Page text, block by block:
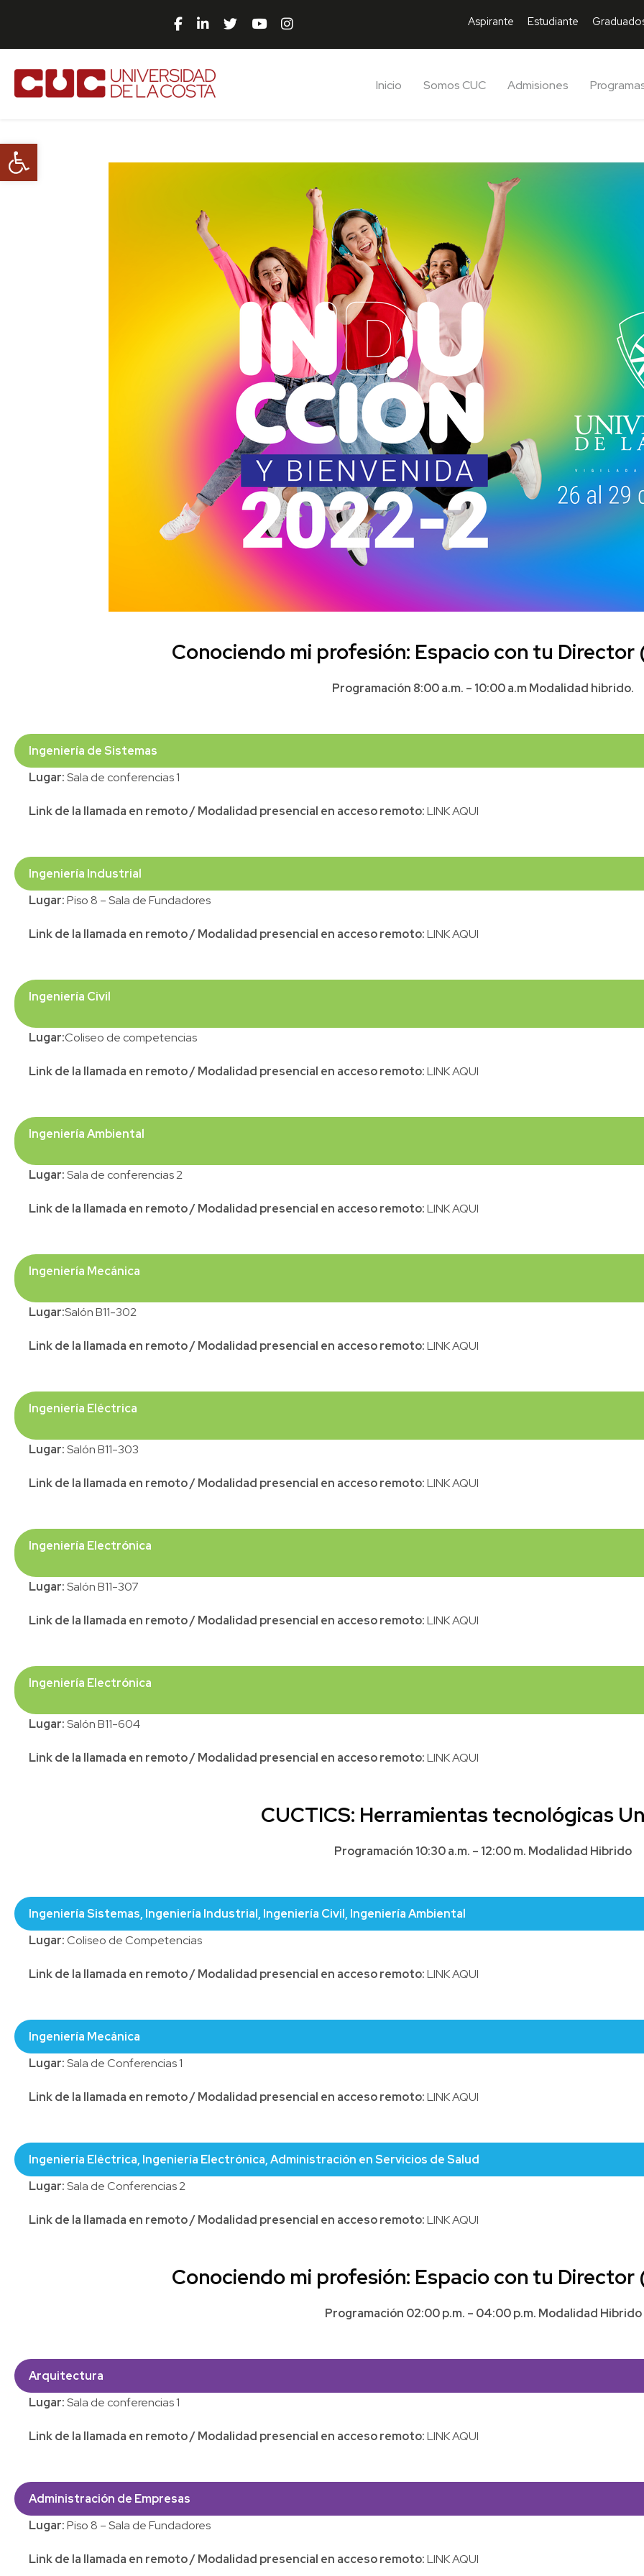
Abrir barra de herramientas
Aspirante Estudiante
Inicio Somos CUC Admisiones
Conociendo mi profesión: Espacio con tu
Programación 8:00 a.m. – 10:00 a.m Modalidad hibrido.
Ingeniería de Sistemas
Lugar:Sala de conferencias 1
Link de la llamada en remoto / Modalidad presencial en acceso remoto:LINK AQUI
Ingeniería Industrial
Lugar:Piso 8 – Sala de Fundadores
Link de la llamada en remoto / Modalidad presencial en acceso remoto:LINK AQUI
Ingeniería Civil
Lugar:Coliseo de competencias
Link de la llamada en remoto / Modalidad presencial en acceso remoto:LINK AQUI
Ingeniería Ambiental
Lugar:Sala de conferencias 2
Link de la llamada en remoto / Modalidad presencial en acceso remoto:LINK AQUI
Ingeniería Mecánica
Lugar:Salón B11-302
Link de la llamada en remoto / Modalidad presencial en acceso remoto:LINK AQUI
Ingeniería Eléctrica
Lugar:Salón B11-303
Link de la llamada en remoto / Modalidad presencial en acceso remoto:LINK AQUI
Ingeniería Electrónica
Lugar:Salón B11-307
Link de la llamada en remoto / Modalidad presencial en acceso remoto:LINK AQUI
Ingeniería Electrónica
Lugar:Salón B11-604
Link de la llamada en remoto / Modalidad presencial en acceso remoto:LINK AQUI
CUCTICS: Herramientas tecnológicas
Programación 10:30 a.m. – 12:00 m. Modalidad Hibrido
Ingeniería Sistemas, Ingeniería Industrial, Ingeniería Civil, Ingeniería Ambiental
Lugar:Coliseo de Competencias
Link de la llamada en remoto / Modalidad presencial en acceso remoto:LINK AQUI
Ingeniería Mecánica
Lugar:Sala de Conferencias 1
Link de la llamada en remoto / Modalidad presencial en acceso remoto:LINK AQUI
Ingeniería Eléctrica, Ingeniería Electrónica, Administración en Servicios de Salud
Lugar:Sala de Conferencias 2
Link de la llamada en remoto / Modalidad presencial en acceso remoto:LINK AQUI
Conociendo mi profesión: Espacio con tu
Programación 02:00 p.m. – 04:00 p.m. Modalidad Hibrido
Arquitectura
Lugar:Sala de conferencias 1
Link de la llamada en remoto / Modalidad presencial en acceso remoto:LINK AQUI
Administración de Empresas
Lugar:Piso 8 – Sala de Fundadores
Link de la llamada en remoto / Modalidad presencial en acceso remoto:LINK AQUI